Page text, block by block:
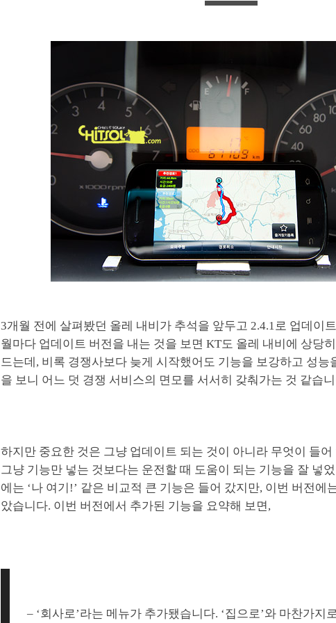
3개월 전에 살펴봤던 올레 내비가 추석을 앞두고 2.4.1로 업데이
월마다 업데이트 버전을 내는 것을 보면 KT도 올레 내비에 상당
드는데, 비록 경쟁사보다 늦게 시작했어도 기능을 보강하고 성능
을 보니 어느 덧 경쟁 서비스의 면모를 서서히 갖춰가는 것 같습
하지만 중요한 것은 그냥 업데이트 되는 것이 아니라 무엇이 들
그냥 기능만 넣는 것보다는 운전할 때 도움이 되는 기능을 잘 넣
에는 ‘나 여기!’ 같은 비교적 큰 기능은 들어 갔지만, 이번 버전에
았습니다. 이번 버전에서 추가된 기능을 요약해 보면,
– ‘회사로’라는 메뉴가 추가됐습니다. ‘집으로’와 마찬가지